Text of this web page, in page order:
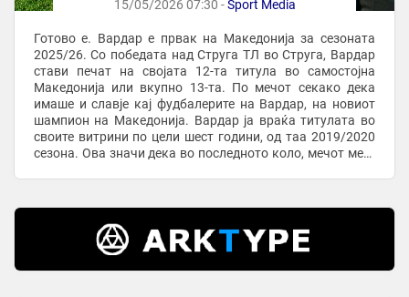
15/05/2026 07:30 -Sport Media
Готово е. Вардар е првак на Македонија за сезоната
2025/26. Со победата над Струга ТЛ во Струга, Вардар
стави печат на својата 12-та титула во самостојна
Македонија или вкупно 13-та. По мечот секако дека
имаше и славје кај фудбалерите на Вардар, на новиот
шампион на Македонија. Вардар ја враќа титулата во
своите витрини по цели шест години, од таа 2019/2020
сезона. Ова значи дека во последното коло, мечот меѓу